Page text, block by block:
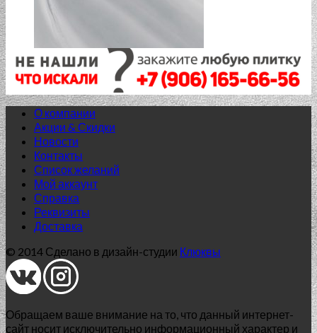
Нет в наличии
AGAT
AGAT BLUE 42.0*42.0
1 346.00₽
Добавить в список желаний
Нет в наличии
Mei
О компании
Акции & Скидки
Новости
Контакты
Список желаний
Мой аккаунт
Справка
Реквизиты
Доставка
© 2014 Сделано в дизайн-студии Клюквы
Обращаем ваше внимание на то, что данный интернет-
сайт носит исключительно информационный характер и